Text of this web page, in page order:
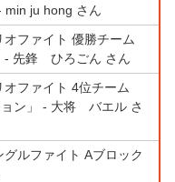
min ju hong さん
オファイト 優勝チーム
- 先鋒 ひろごん さん
オファイト 4位チーム
ョン」 - 大将 バエル さ
ルファイト Aブロック